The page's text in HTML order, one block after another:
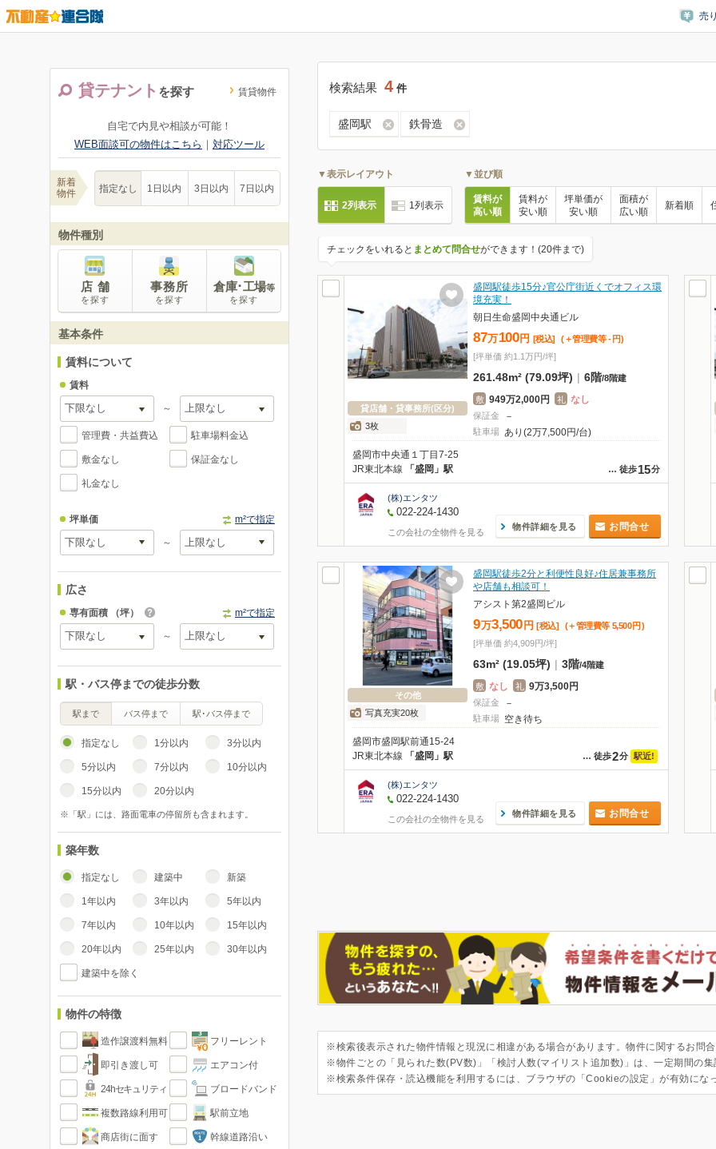
売
貸テナント を探す 賃貸物件
自宅で内見や相談が可能！
WEB面談可の物件はこちら ｜ 対応ツール
新着
物件
指定なし 1日以内 3日以内 7日以内
物件種別
店 舗
を探す
事務所
を探す
倉庫･工場等
を探す
基本条件
賃料について
賃料
～
管理費・共益費込 駐車場料金込
敷金なし 保証金なし
礼金なし
坪単価 m²で指定
～
広さ
専有面積 （坪） m²で指定
～
駅・バス停までの徒歩分数
駅まで バス停まで 駅･バス停まで
指定なし 1分以内 3分以内
5分以内 7分以内 10分以内
15分以内 20分以内
※「駅」には、路面電車の停留所も含まれます。
築年数
指定なし 建築中 新築
1年以内 3年以内 5年以内
7年以内 10年以内 15年以内
20年以内 25年以内 30年以内
建築中を除く
物件の特徴
造作譲渡料無料 フリーレント
即引き渡し可 エアコン付
24hセキュリティ ブロードバンド
複数路線利用可 駅前立地
商店街に面す 幹線道路沿い
検索結果 4 件
盛岡駅 鉄骨造
▼表示レイアウト
2列表示 1列表示
▼並び順
賃料が
高い順
賃料が
安い順
坪単価が
安い順
面積が
広い順
新着順
チェックをいれると まとめて問合せができます！(20件まで)
貸店舗・貸事務所(区分)
3枚
盛岡駅徒歩15分♪官公庁街近くでオフィス環
境充実！
朝日生命盛岡中央通ビル
87万100 円 [税込] (＋管理費等 - 円)
[坪単価 約1.1万円/坪]
261.48m² (79.09坪) | 6階/8階建
敷 949万2,000円 礼 なし
保証金 －
駐車場 あり(2万7,500円/台)
盛岡市中央通１丁目7-25
… 徒歩15分
JR東北本線 「盛岡」駅
(株)エンタツ
022-224-1430
この会社の全物件を見る
物件詳細を見る お問合せ
その他
写真充実20枚
盛岡駅徒歩2分と利便性良好♪住居兼事務所
や店舗も相談可！
アシスト第2盛岡ビル
9万3,500 円 [税込] (＋管理費等 5,500 円 )
[坪単価 約4,909円/坪]
63m² (19.05坪) | 3階/4階建
敷 なし 礼 9万3,500円
保証金 －
駐車場 空き待ち
盛岡市盛岡駅前通15-24
… 徒歩2分 駅近!
JR東北本線 「盛岡」駅
(株)エンタツ
022-224-1430
この会社の全物件を見る
物件詳細を見る お問合せ
※検索後表示された物件情報と現況に相違がある場合があります。物件に関するお問
※物件ごとの「見られた数(PV数)」「検討人数(マイリスト追加数)」は、一定期間の
※検索条件保存・読込機能を利用するには、ブラウザの「Cookieの設定」が有効にな